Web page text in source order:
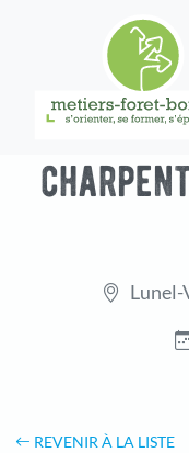
REVENIR À LA LISTE